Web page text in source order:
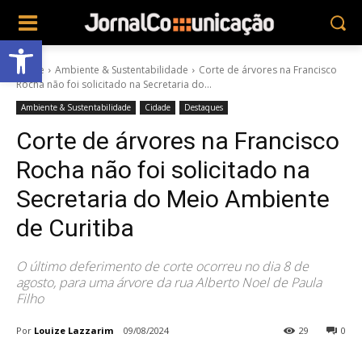
Abrir a barra de ferramentas
Home Ambiente & Sustentabilidade
Corte de árvores na Francisco
Rocha não foi solicitado na Secretaria do...
Ambiente & Sustentabilidade Cidade Destaques
Corte de árvores na Francisco
Rocha não foi solicitado na
Secretaria do Meio Ambiente
de Curitiba
O último deferimento de corte ocorreu no dia 8 de
agosto, para uma árvore da rua Alberto Noel de Paula
Filho
Por Louize Lazzarim 09/08/2024 0
29